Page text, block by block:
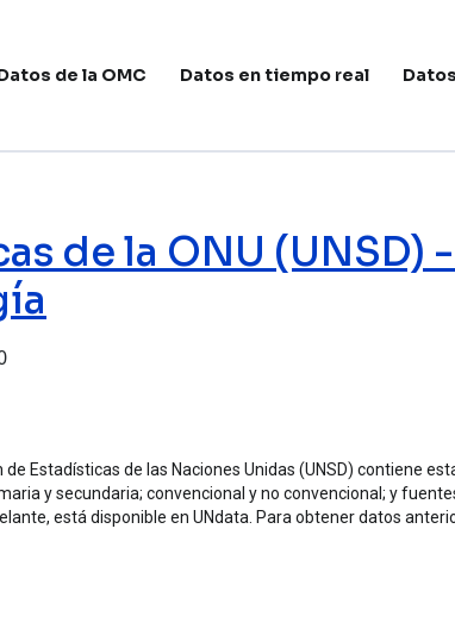
principal
de la OMC Datos en tiempo real
de la ONU (UNSD)
(UNSD) - Base de datos de estadísticas de
Estadísticas de las Naciones Unidas (UNSD) contiene
y secundaria; convencional y no convencional; y
está disponible en UNdata. Para obtener datos